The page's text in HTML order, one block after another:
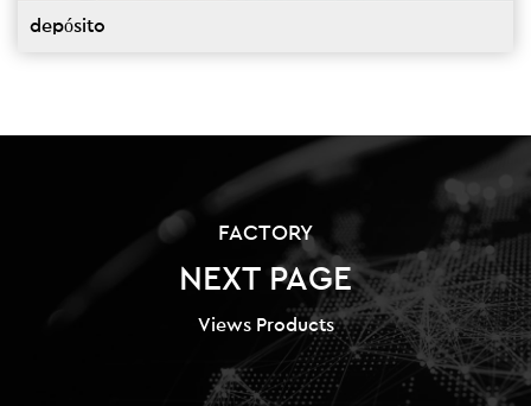
depósito
FACTORY
NEXT PAGE
Views Products